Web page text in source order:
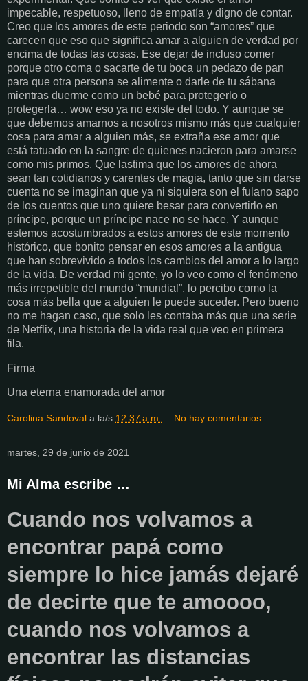
impecable, respetuoso, lleno de empatía y digno de contar.
Creo que los amores de este periodo son “amores” que
carecen que eso que significa amar a alguien de verdad por
encima de todas las cosas. Ese dejar de incluso comer
porque otro coma o sacarte de tu boca un pedazo de pan
para que otra persona se alimente o darle de tu sábana
mientras duerme como un bebé para protegerlo o
protegerla… wow eso ya no existe del todo. Y aunque se
que debemos amarnos a nosotros mismo más que cualquier
cosa para amar a alguien más, se extraña ese amor que
está tatuado en la sangre de quienes nacieron para amarse
como mis primos. Que lastima que los amores de ahora
sean tan cotidianos y carentes de magia, tanto que sin darse
cuenta no se imaginan que ya ni siquiera son el fulano sapo
de los cuentos que uno quiere besar para convertirlo en
príncipe, porque un príncipe nace no se hace. Y aunque
estemos acostumbrados a estos amores de este momento
histórico, que bonito pensar en esos amores a la antigua
que han sobrevivido a todos los cambios del amor a lo largo
de la vida. De verdad mi gente, yo lo veo como el fenómeno
más irrepetible del mundo “mundial”, lo percibo como la
cosa más bella que a alguien le puede suceder. Pero bueno
no me hagan caso, que solo les contaba más que una serie
de Netflix, una historia de la vida real que veo en primera
fila.
Firma
Una eterna enamorada del amor
Carolina Sandoval a la/s 12:37 a.m. No hay comentarios.:
martes, 29 de junio de 2021
Mi Alma escribe …
Cuando nos volvamos a
encontrar papá como
siempre lo hice jamás dejaré
de decirte que te amoooo,
cuando nos volvamos a
encontrar las distancias